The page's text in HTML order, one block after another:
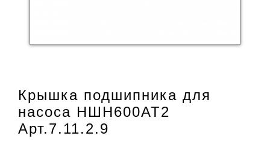
Крышка подшипника для
насоса НШН600АТ2
Арт.7.11.2.9